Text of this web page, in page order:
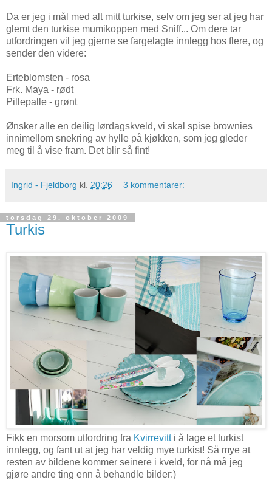
Da er jeg i mål med alt mitt turkise, selv om jeg ser at jeg har
glemt den turkise mumikoppen med Sniff... Om dere tar
utfordringen vil jeg gjerne se fargelagte innlegg hos flere, og
sender den videre:
Erteblomsten - rosa
Frk. Maya - rødt
Pillepalle - grønt
Ønsker alle en deilig lørdagskveld, vi skal spise brownies
innimellom snekring av hylle på kjøkken, som jeg gleder
meg til å vise fram. Det blir så fint!
Ingrid - Fjeldborg kl. 20:26 3 kommentarer:
torsdag 29. oktober 2009
Turkis
Fikk en morsom utfordring fra Kvirrevitti å lage et turkist
innlegg, og fant ut at jeg har veldig mye turkist! Så mye at
resten av bildene kommer seinere i kveld, for nå må jeg
gjøre andre ting enn å behandle bilder:)